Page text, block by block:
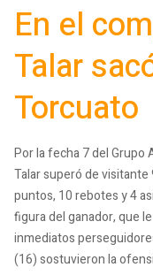
En el
Talar
Torcuato
Por la fecha 7 del Grupo
Talar superó de visitante
puntos, 10 rebotes y 4
figura del ganador, que
inmediatos
(16) sostuvieron la